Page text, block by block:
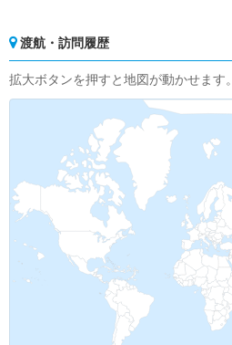
渡航・訪問履歴
拡大ボタンを押すと地図が動かせます。